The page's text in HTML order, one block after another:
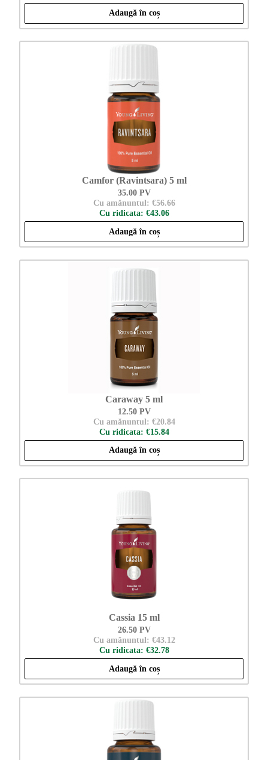
Adaugă în coș
Camfor (Ravintsara) 5 ml
35.00 PV
Cu amănuntul: €56.66
Cu ridicata: €43.06
Adaugă în coș
Caraway 5 ml
12.50 PV
Cu amănuntul: €20.84
Cu ridicata: €15.84
Adaugă în coș
Cassia 15 ml
26.50 PV
Cu amănuntul: €43.12
Cu ridicata: €32.78
Adaugă în coș